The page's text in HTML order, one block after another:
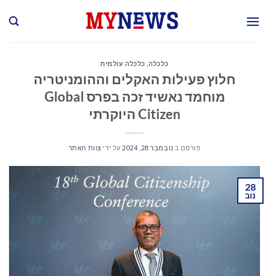
כלכלה, כלכלה עולמית
חלוץ פעילות האקלים וההומניטריה
מוחמד נאשיד זכה בפרס Global
Citizen היוקרתי
פורסם ב נובמבר 28, 2024 על ידי צוות האתר
28
נוב